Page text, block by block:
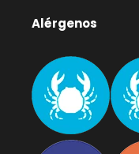
Alérgenos